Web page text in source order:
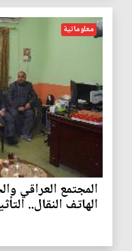
معلوماتية
المجتمع العراقي
الهاتف النقال..